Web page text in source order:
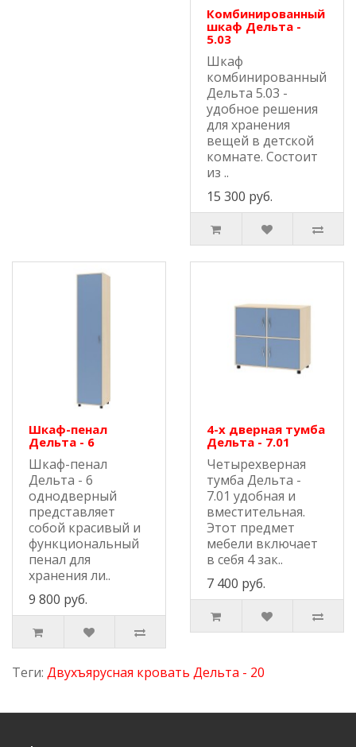
Комбинированный
шкаф Дельта -
5.03
Шкаф
комбинированный
Дельта 5.03 -
удобное решения
для хранения
вещей в детской
комнате. Состоит
из ..
15 300 руб.
Шкаф-пенал
Дельта - 6
Шкаф-пенал
Дельта - 6
однодверный
представляет
собой красивый и
функциональный
пенал для
хранения ли..
9 800 руб.
4-х дверная тумба
Дельта - 7.01
Четырехверная
тумба Дельта -
7.01 удобная и
вместительная.
Этот предмет
мебели включает
в себя 4 зак..
7 400 руб.
Теги: Двухъярусная кровать Дельта - 20